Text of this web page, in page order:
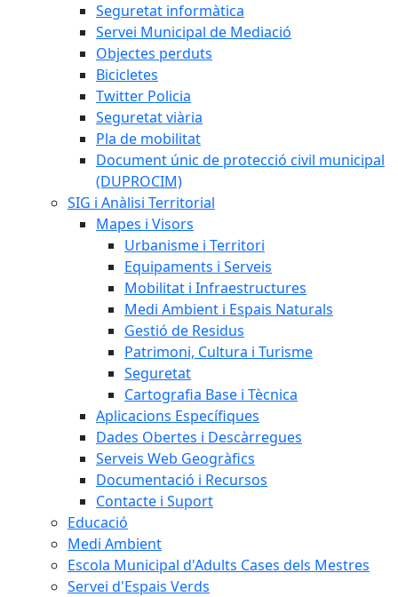
Seguretat informàtica
Servei Municipal de Mediació
Objectes perduts
Bicicletes
Twitter Policia
Seguretat viària
Pla de mobilitat
Document únic de protecció civil municipal
(DUPROCIM)
SIG i Anàlisi Territorial
Mapes i Visors
Urbanisme i Territori
Equipaments i Serveis
Mobilitat i Infraestructures
Medi Ambient i Espais Naturals
Gestió de Residus
Patrimoni, Cultura i Turisme
Seguretat
Cartografia Base i Tècnica
Aplicacions Específiques
Dades Obertes i Descàrregues
Serveis Web Geogràfics
Documentació i Recursos
Contacte i Suport
Educació
Medi Ambient
Escola Municipal d'Adults Cases dels Mestres
Servei d'Espais Verds